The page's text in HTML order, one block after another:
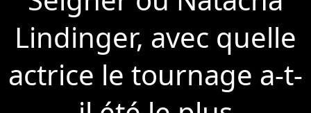
Lindinger, avec quelle
actrice le tournage a-t-